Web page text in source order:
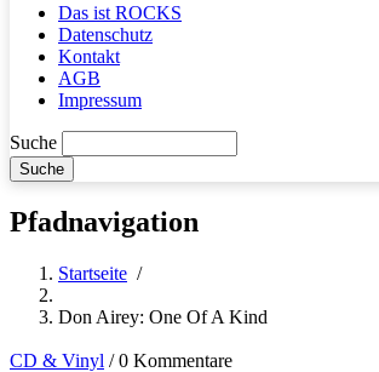
Das ist ROCKS
Datenschutz
Kontakt
AGB
Impressum
Suche
Pfadnavigation
Startseite /
Don Airey: One Of A Kind
CD & Vinyl /0 Kommentare